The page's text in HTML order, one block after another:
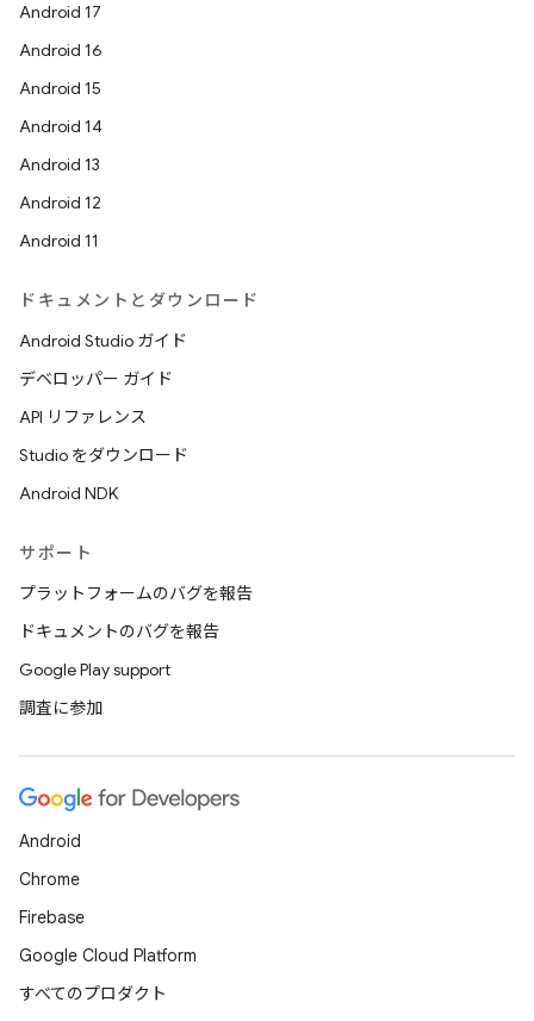
Android 17
Android 16
Android 15
Android 14
Android 13
Android 12
Android 11
ドキュメントとダウンロード
Android Studio ガイド
デベロッパー ガイド
API リファレンス
Studio をダウンロード
Android NDK
サポート
プラットフォームのバグを報告
ドキュメントのバグを報告
Google Play support
調査に参加
Android
Chrome
Firebase
Google Cloud Platform
すべてのプロダクト